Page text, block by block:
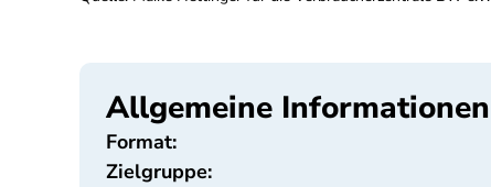
Allgemeine Informationen
Format:
Zielgruppe: